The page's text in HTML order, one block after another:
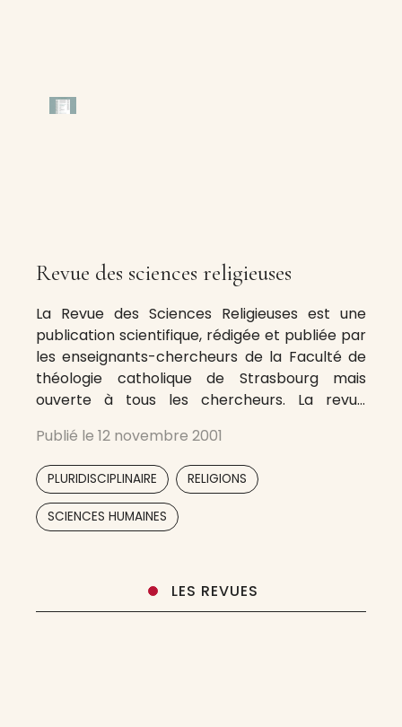
Revue des sciences religieuses
La Revue des Sciences Religieuses est une
publication scientifique, rédigée et publiée par
les enseignants-chercheurs de la Faculté de
théologie catholique de Strasbourg mais
ouverte à tous les chercheurs. La revue
théologie, du droit canonique et des sciences
religieuses : l’exégèse, l’histoire, la théologie
fondamentale et dogmatique, la pastorale
Publié le 12 novembre 2001
PLURIDISCIPLINAIRE RELIGIONS
SCIENCES HUMAINES
LES REVUES